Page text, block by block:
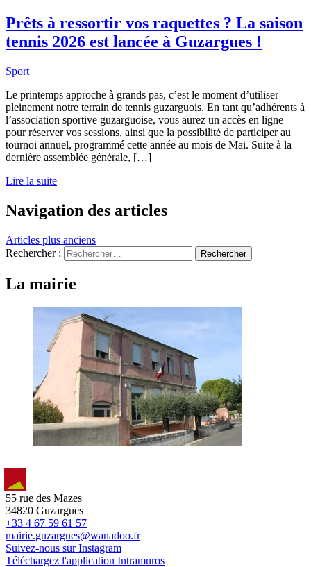
Prêts à ressortir vos raquettes ? La saison
tennis 2026 est lancée à Guzargues !
Sport
Le printemps approche à grands pas, c’est le moment d’utiliser
pleinement notre terrain de tennis guzarguois. En tant qu’adhérents à
l’association sportive guzarguoise, vous aurez un accès en ligne
pour réserver vos sessions, ainsi que la possibilité de participer au
tournoi annuel, programmé cette année au mois de Mai. Suite à la
dernière assemblée générale, […]
Lire la suite
Navigation des articles
Articles plus anciens
Rechercher :
La mairie
55 rue des Mazes
34820 Guzargues
+33 4 67 59 61 57
mairie.guzargues@wanadoo.fr
Suivez-nous sur Instagram
Téléchargez l'application Intramuros